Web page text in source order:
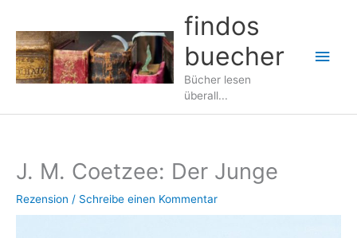
Inhalt
springen
findos
buecher
Bücher lesen
überall...
J. M. Coetzee: Der Junge
Rezension / Schreibe einen Kommentar